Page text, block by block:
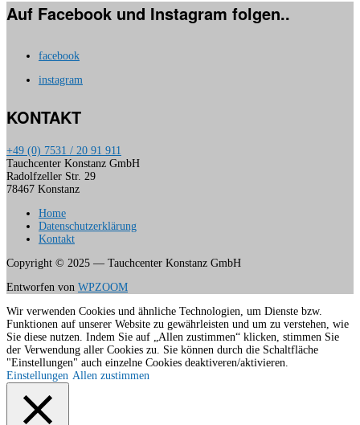
Auf Facebook und Instagram folgen..
facebook
instagram
KONTAKT
+49 (0) 7531 / 20 91 911
Tauchcenter Konstanz GmbH
Radolfzeller Str. 29
78467 Konstanz
Home
Datenschutzerklärung
Kontakt
Copyright © 2025 — Tauchcenter Konstanz GmbH
Entworfen von WPZOOM
Wir verwenden Cookies und ähnliche Technologien, um Dienste bzw.
Funktionen auf unserer Website zu gewährleisten und um zu verstehen, wie
Sie diese nutzen. Indem Sie auf „Allen zustimmen“ klicken, stimmen Sie
der Verwendung aller Cookies zu. Sie können durch die Schaltfläche
"Einstellungen" auch einzelne Cookies deaktiveren/aktivieren.
Einstellungen Allen zustimmen